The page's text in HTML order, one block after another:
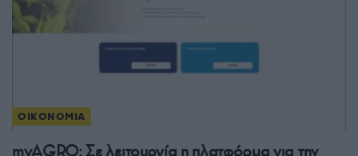
ΟΙΚΟΝΟΜΙΑ
myAGRO: Σε λειτουργία η πλατφόρμα για την